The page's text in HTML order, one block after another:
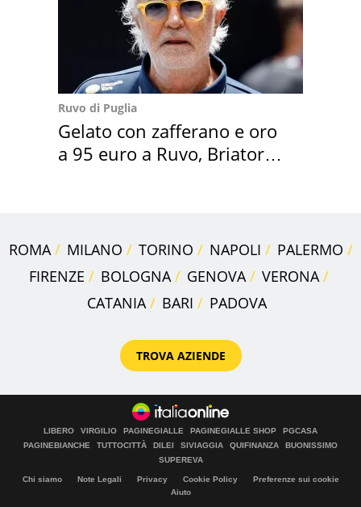
Ruvo di Puglia
Gelato con zafferano e oro
a 95 euro a Ruvo, Briatore
ROMA MILANO TORINO NAPOLI
PALERMO
FIRENZE
BOLOGNA GENOVA
VERONA
CATANIA
BARI PADOVA
TROVA AZIENDE
LIBERO VIRGILIO PAGINEGIALLE PAGINEGIALLE SHOP
PGCASA
PAGINEBIANCHE
TUTTOCITTÀ DILEI SIVIAGGIA QUIFINANZA
BUONISSIMO
SUPEREVA
Chi siamo Note Legali Privacy Cookie Policy
Preferenze sui cookie
Aiuto